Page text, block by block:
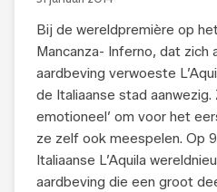
Bij de wereldpremière op
Mancanza- Inferno, dat zich
aardbeving verwoeste
de Italiaanse stad aanwezig.
emotioneel’ om voor het
ze zelf ook meespelen. Op
Italiaanse L’Aquila
aardbeving die een groot